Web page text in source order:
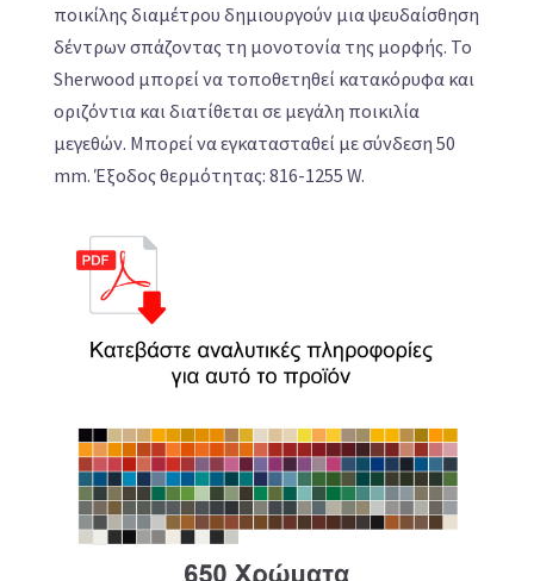
ποικίλης διαμέτρου δημιουργούν μια ψευδαίσθηση
δέντρων σπάζοντας τη μονοτονία της μορφής. Το
Sherwood μπορεί να τοποθετηθεί κατακόρυφα και
οριζόντια και διατίθεται σε μεγάλη ποικιλία
μεγεθών. Μπορεί να εγκατασταθεί με σύνδεση 50
mm. Έξοδος θερμότητας: 816-1255 W.